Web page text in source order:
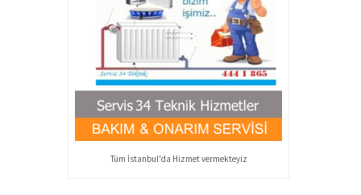
Tüm İstanbul'da Hizmet vermekteyiz